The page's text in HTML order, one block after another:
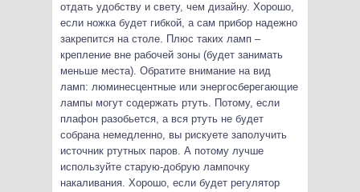
отдать удобству и свету, чем дизайну. Хорошо,
если ножка будет гибкой, а сам прибор надежно
закрепится на столе. Плюс таких ламп –
крепление вне рабочей зоны (будет занимать
меньше места). Обратите внимание на вид
ламп: люминесцентные или энергосберегающие
лампы могут содержать ртуть. Потому, если
плафон разобьется, а вся ртуть не будет
собрана немедленно, вы рискуете заполучить
источник ртутных паров. А потому лучше
используйте старую-добрую лампочку
накаливания. Хорошо, если будет регулятор